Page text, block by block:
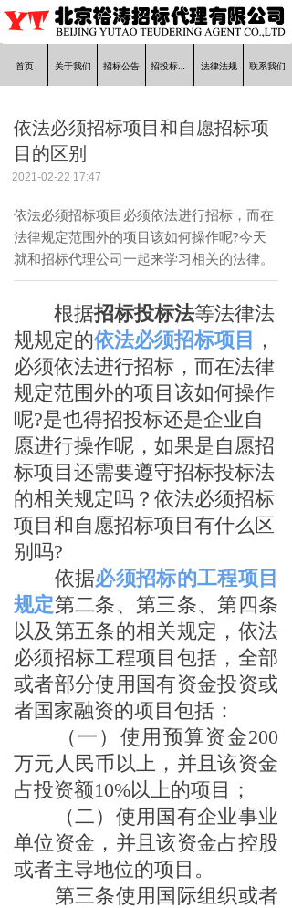
首页 关于我们 招标公告 招投标知识 法律法规 联系我们
依法必须招标项目和自愿招标项
目的区别
2021-02-22 17:47
依法必须招标项目必须依法进行招标，而在
法律规定范围外的项目该如何操作呢?今天
就和招标代理公司一起来学习相关的法律。
根据招标投标法等法律法
规规定的依法必须招标项目
，
必须依法进行招标，而在法律
规定范围外的项目该如何操作
呢?是也得招投标还是企业自
愿进行操作呢，如果是自愿招
标项目还需要遵守招标投标法
的相关规定吗？依法必须招标
项目和自愿招标项目有什么区
别吗?
依据必须招标的工程项目
规定第二条、第三条、第四条
以及第五条的相关规定，依法
必须招标工程项目包括，全部
或者部分使用国有资金投资或
者国家融资的项目包括：
（一）使用预算资金200
万元人民币以上，并且该资金
占投资额10%以上的项目；
（二）使用国有企业事业
单位资金，并且该资金占控股
或者主导地位的项目。
第三条使用国际组织或者